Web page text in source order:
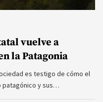
vuelve a
la Patagonia
es testigo de cómo el
patagónico y sus…